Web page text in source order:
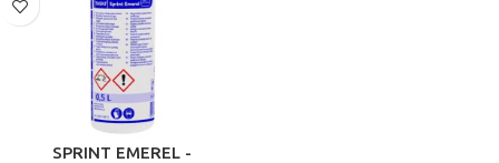
SPRINT EMEREL -